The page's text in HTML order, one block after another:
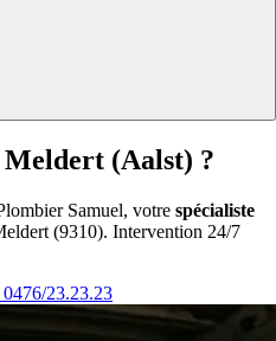
Meldert (Aalst) ?
Samuel, votre spécialiste
(9310). Intervention 24/7
23.23.23